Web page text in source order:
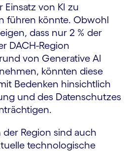
Einsatz von KI zu
führen könnte. Obwohl
dass nur 2 % der
DACH-Region
von Generative AI
könnten diese
Bedenken hinsichtlich
und des Datenschutzes
Region sind auch
technologische